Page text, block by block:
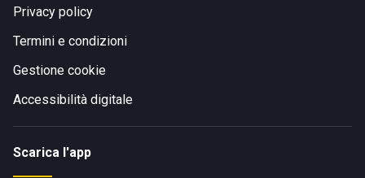
Privacy policy
Termini e condizioni
Gestione cookie
Accessibilità digitale
Scarica l'app